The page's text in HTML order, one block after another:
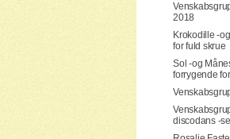
2018
Krokodille -
for fuld skrue
Sol -og
forrygende
discodans -